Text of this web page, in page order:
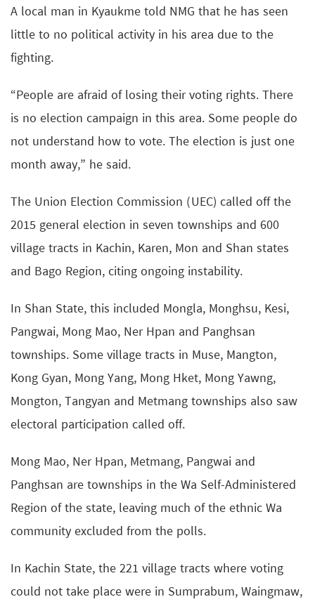
A local man in Kyaukme told NMG that he has seen
little to no political activity in his area due to the
fighting.
“People are afraid of losing their voting rights. There
is no election campaign in this area. Some people do
not understand how to vote. The election is just one
month away,” he said.
The Union Election Commission (UEC) called off the
2015 general election in seven townships and 600
village tracts in Kachin, Karen, Mon and Shan states
and Bago Region, citing ongoing instability.
In Shan State, this included Mongla, Monghsu, Kesi,
Pangwai, Mong Mao, Ner Hpan and Panghsan
townships. Some village tracts in Muse, Mangton,
Kong Gyan, Mong Yang, Mong Hket, Mong Yawng,
Mongton, Tangyan and Metmang townships also saw
electoral participation called off.
Mong Mao, Ner Hpan, Metmang, Pangwai and
Panghsan are townships in the Wa Self-Administered
Region of the state, leaving much of the ethnic Wa
community excluded from the polls.
In Kachin State, the 221 village tracts where voting
could not take place were in Sumprabum, Waingmaw,